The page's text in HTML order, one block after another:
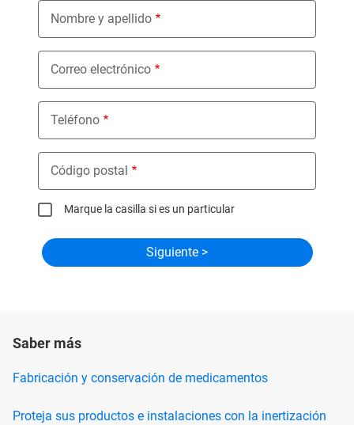
Nombre y apellido
Correo electrónico
Teléfono
Código postal
Marque la casilla si es un particular
Saber más
Fabricación y conservación de medicamentos
Proteja sus productos e instalaciones con la inertización